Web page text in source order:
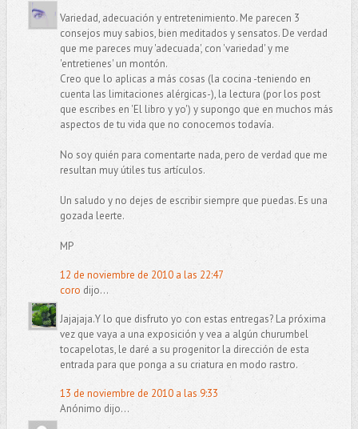
Variedad, adecuación y entretenimiento. Me parecen 3
consejos muy sabios, bien meditados y sensatos. De verdad
que me pareces muy 'adecuada', con 'variedad' y me
'entretienes' un montón.
Creo que lo aplicas a más cosas (la cocina -teniendo en
cuenta las limitaciones alérgicas-), la lectura (por los post
que escribes en 'El libro y yo') y supongo que en muchos más
aspectos de tu vida que no conocemos todavía.
No soy quién para comentarte nada, pero de verdad que me
resultan muy útiles tus artículos.
Un saludo y no dejes de escribir siempre que puedas. Es una
gozada leerte.
MP
12 de noviembre de 2010 a las 22:47
coro dijo...
Jajajaja.Y lo que disfruto yo con estas entregas? La próxima
vez que vaya a una exposición y vea a algún churumbel
tocapelotas, le daré a su progenitor la dirección de esta
entrada para que ponga a su criatura en modo rastro.
13 de noviembre de 2010 a las 9:33
Anónimo dijo...